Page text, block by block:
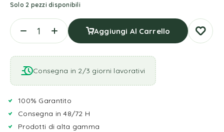
Solo 2 pezzi disponibili
Aggiungi Al Carrello
Consegna in 2/3 giorni lavorativi
100% Garantito
Consegna in 48/72 H
Prodotti di alta gamma